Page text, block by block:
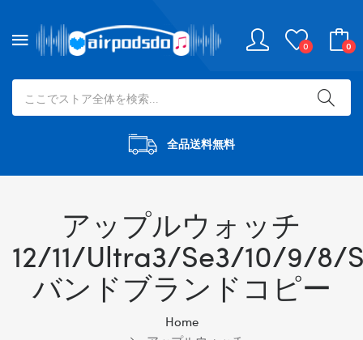
0 0
全品送料無料
アップルウォッチ
12/11/Ultra3/se3/10/9/
バンドブランドコピー
Home